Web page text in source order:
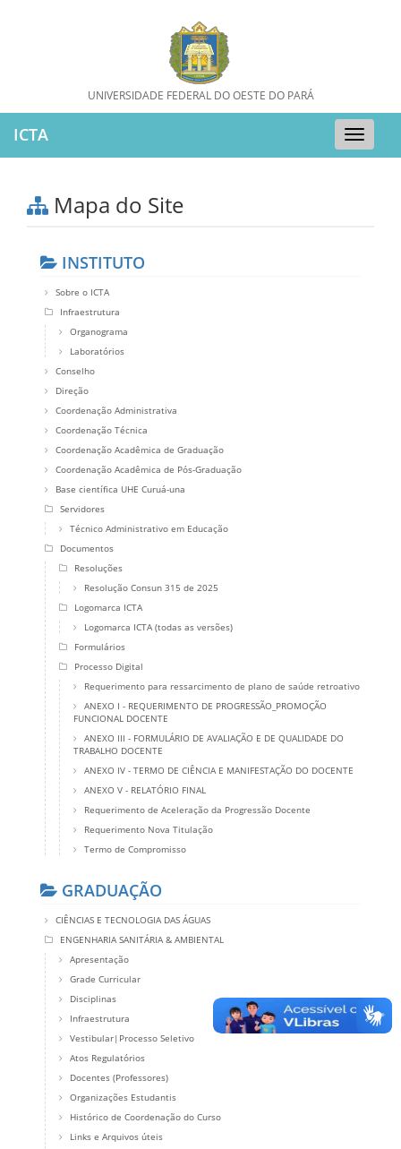
UNIVERSIDADE FEDERAL DO OESTE DO PARÁ
Toggle
ICTA
Mapa do Site
INSTITUTO
Sobre o ICTA
Infraestrutura
Organograma
Laboratórios
Conselho
Direção
Coordenação Administrativa
Coordenação Técnica
Coordenação Acadêmica de Graduação
Coordenação Acadêmica de Pós-Graduação
Base científica UHE Curuá-una
Servidores
Técnico Administrativo em Educação
Documentos
Resoluções
Resolução Consun 315 de 2025
Logomarca ICTA
Logomarca ICTA (todas as versões)
Formulários
Processo Digital
Requerimento para ressarcimento de plano de saúde retroativo
ANEXO I - REQUERIMENTO DE PROGRESSÃO_PROMOÇÃO
FUNCIONAL DOCENTE
ANEXO III - FORMULÁRIO DE AVALIAÇÃO E DE QUALIDADE DO
TRABALHO DOCENTE
ANEXO IV - TERMO DE CIÊNCIA E MANIFESTAÇÃO DO DOCENTE
ANEXO V - RELATÓRIO FINAL
Requerimento de Aceleração da Progressão Docente
Requerimento Nova Titulação
Termo de Compromisso
GRADUAÇÃO
CIÊNCIAS E TECNOLOGIA DAS ÁGUAS
ENGENHARIA SANITÁRIA & AMBIENTAL
Apresentação
Grade Curricular
Disciplinas
Infraestrutura
Vestibular|Processo Seletivo
Atos Regulatórios
Docentes (Professores)
Organizações Estudantis
Histórico de Coordenação do Curso
Links e Arquivos úteis